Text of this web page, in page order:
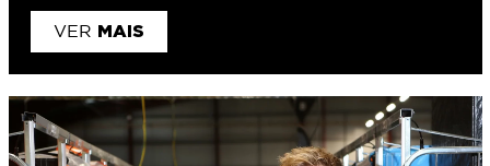
VER MAIS